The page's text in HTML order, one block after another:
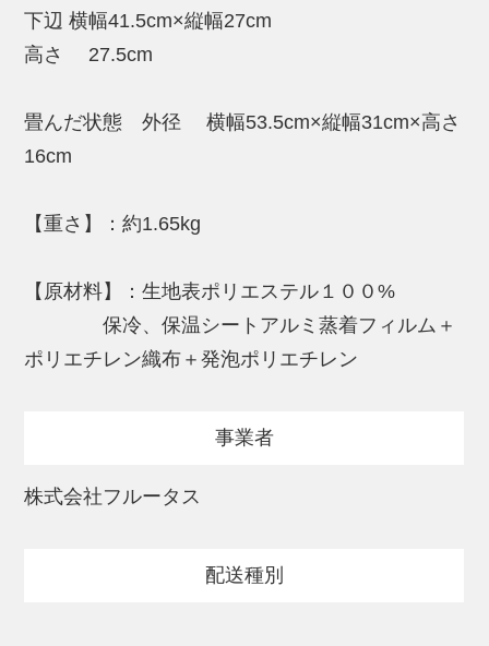
初めてのアウトドアにもオススメです！是
※仕様に若干の変更が加わる場合がござい
※弊社提携物流倉庫からの発送となる場合
下辺 横幅41.5cm×縦幅27cm
高さ 27.5cm
畳んだ状態 外径 横幅53.5cm×縦幅31cm×高さ
16cm
【重さ】：約1.65kg
【原材料】：生地表ポリエステル１００%
保冷、保温シートアルミ蒸着フィルム＋
ポリエチレン織布＋発泡ポリエチレン
事業者
株式会社フルータス
配送種別